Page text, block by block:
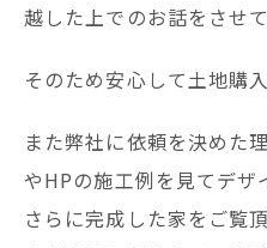
越した上でのお話をさせ
そのため安心して土地購
また弊社に依頼を決めた
やHPの施工例を見てデザ
さらに完成した家をご覧